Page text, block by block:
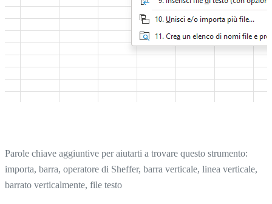
Parole chiave aggiuntive per aiutarti a trovare questo strumento:
importa, barra, operatore di Sheffer, barra verticale, linea verticale,
barrato verticalmente, file testo